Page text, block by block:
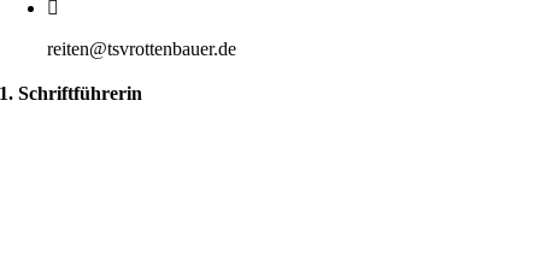
reiten@tsvrottenbauer.de
1. Schriftführerin